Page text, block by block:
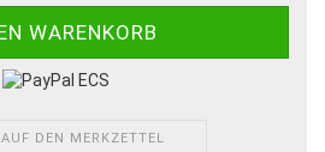
AUF DEN MERKZETTEL